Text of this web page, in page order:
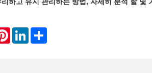
PinterestLinkedIn